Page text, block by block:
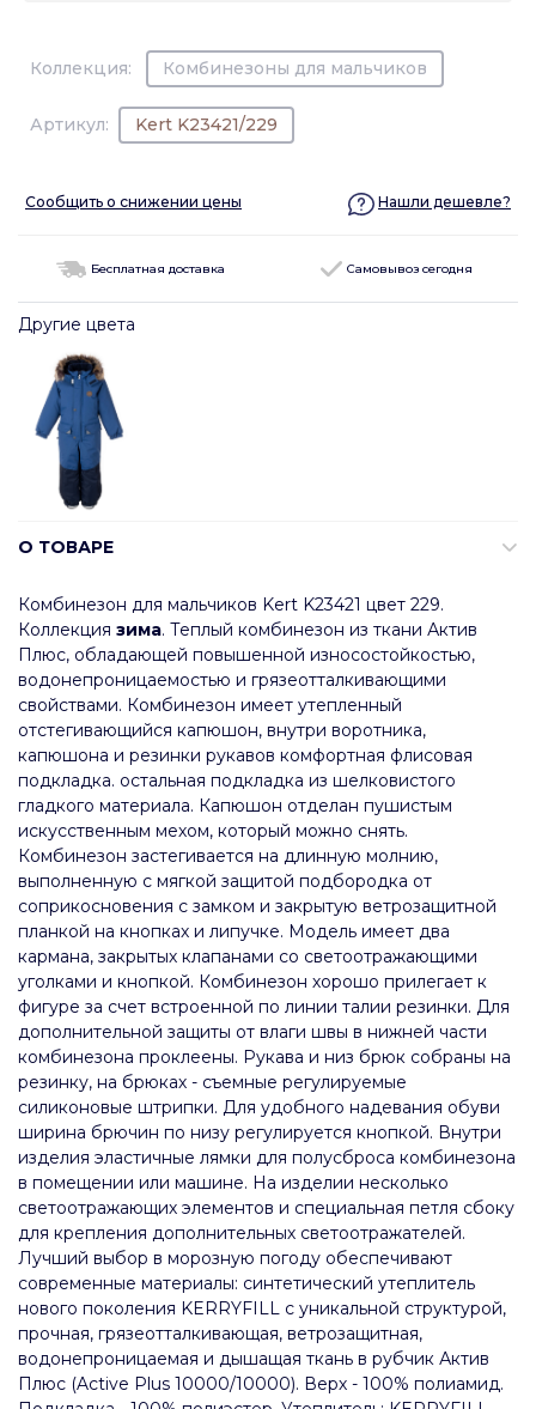
Коллекция: Комбинезоны для мальчиков
Артикул: Kert K23421/229
Сообщить о снижении цены Нашли дешевле?
Бесплатная доставка Самовывоз сегодня
Другие цвета
О ТОВАРЕ
Комбинезон для мальчиков Kert K23421 цвет 229.
Коллекция зима. Теплый комбинезон из ткани Актив
Плюс, обладающей повышенной износостойкостью,
водонепроницаемостью и грязеотталкивающими
свойствами. Комбинезон имеет утепленный
отстегивающийся капюшон, внутри воротника,
капюшона и резинки рукавов комфортная флисовая
подкладка. остальная подкладка из шелковистого
гладкого материала. Капюшон отделан пушистым
искусственным мехом, который можно снять.
Комбинезон застегивается на длинную молнию,
выполненную с мягкой защитой подбородка от
соприкосновения с замком и закрытую ветрозащитной
планкой на кнопках и липучке. Модель имеет два
кармана, закрытых клапанами со светоотражающими
уголками и кнопкой. Комбинезон хорошо прилегает к
фигуре за счет встроенной по линии талии резинки. Для
дополнительной защиты от влаги швы в нижней части
комбинезона проклеены. Рукава и низ брюк собраны на
резинку, на брюках - съемные регулируемые
силиконовые штрипки. Для удобного надевания обуви
ширина брючин по низу регулируется кнопкой. Внутри
изделия эластичные лямки для полусброса комбинезона
в помещении или машине. На изделии несколько
светоотражающих элементов и специальная петля сбоку
для крепления дополнительных светоотражателей.
Лучший выбор в морозную погоду обеспечивают
современные материалы: синтетический утеплитель
нового поколения KERRYFILL с уникальной структурой,
прочная, грязеотталкивающая, ветрозащитная,
водонепроницаемая и дышащая ткань в рубчик Актив
Плюс (Active Plus 10000/10000). Верх - 100% полиамид.